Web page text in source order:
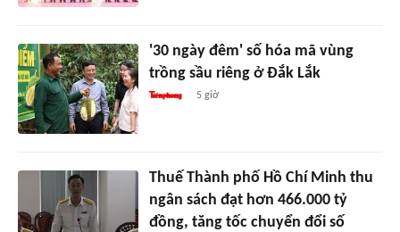
'30 ngày đêm' số hóa mã vùng
trồng sầu riêng ở Đắk Lắk
5 giờ
Thuế Thành phố Hồ Chí Minh thu
ngân sách đạt hơn 466.000 tỷ
đồng, tăng tốc chuyển đổi số